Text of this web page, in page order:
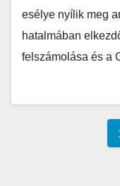
esélye nyílik meg
hatalmában
felszámolása és a